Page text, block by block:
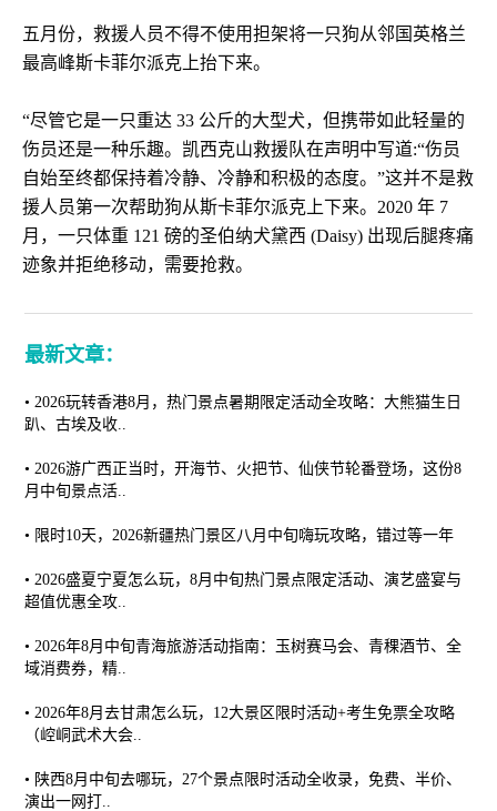
五月份，救援人员不得不使用担架将一只狗从邻国英格兰
最高峰斯卡菲尔派克上抬下来。
“尽管它是一只重达 33 公斤的大型犬，但携带如此轻量的
伤员还是一种乐趣。凯西克山救援队在声明中写道:“伤员
自始至终都保持着冷静、冷静和积极的态度。”这并不是救
援人员第一次帮助狗从斯卡菲尔派克上下来。2020 年 7
月，一只体重 121 磅的圣伯纳犬黛西 (Daisy) 出现后腿疼痛
迹象并拒绝移动，需要抢救。
最新文章：
•2026玩转香港8月，热门景点暑期限定活动全攻略：大熊猫生日
趴、古埃及收..
•2026游广西正当时，开海节、火把节、仙侠节轮番登场，这份8
月中旬景点活..
• 限时10天，2026新疆热门景区八月中旬嗨玩攻略，错过等一年
•2026盛夏宁夏怎么玩，8月中旬热门景点限定活动、演艺盛宴与
超值优惠全攻..
•2026年8月中旬青海旅游活动指南：玉树赛马会、青稞酒节、全
域消费券，精..
•2026年8月去甘肃怎么玩，12大景区限时活动+考生免票全攻略
（崆峒武术大会..
• 陕西8月中旬去哪玩，27个景点限时活动全收录，免费、半价、
演出一网打..